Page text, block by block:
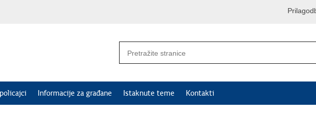
Informacije za građane Istaknute teme Kontakti